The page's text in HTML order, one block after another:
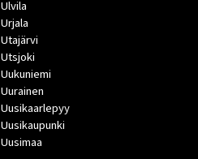
Ulvila
Urjala
Utajärvi
Utsjoki
Uukuniemi
Uurainen
Uusikaarlepyy
Uusikaupunki
Uusimaa